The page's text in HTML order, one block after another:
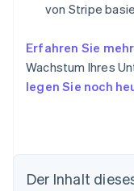
von Stripe
Erfahren Sie mehr
Wachstum Ihres
legen Sie noch
Der Inhalt